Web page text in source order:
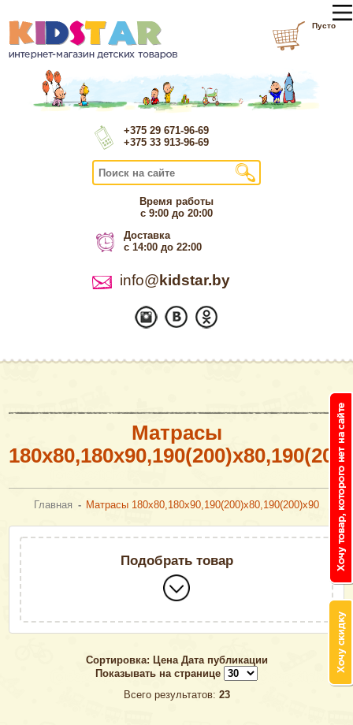
Пусто
+375 29 671-96-69
+375 33 913-96-69
Время работы
с 9:00 до 20:00
Доставка
с 14:00 до 22:00
info@kidstar.by
Матрасы
Главная - Матрасы 180х80,180х90,190(200)х80,190(200)х90
Подобрать товар
Сортировка: Цена Дата публикации
Показывать на странице
Всего результатов: 23